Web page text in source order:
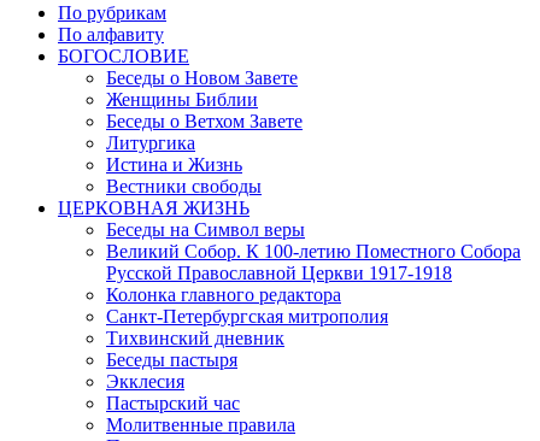
По рубрикам
По алфавиту
БОГОСЛОВИЕ
Беседы о Новом Завете
Женщины Библии
Беседы о Ветхом Завете
Литургика
Истина и Жизнь
Вестники свободы
ЦЕРКОВНАЯ ЖИЗНЬ
Беседы на Символ веры
Великий Собор. К 100-летию Поместного Собора
Русской Православной Церкви 1917-1918
Колонка главного редактора
Санкт-Петербургская митрополия
Тихвинский дневник
Беседы пастыря
Экклесия
Пастырский час
Молитвенные правила